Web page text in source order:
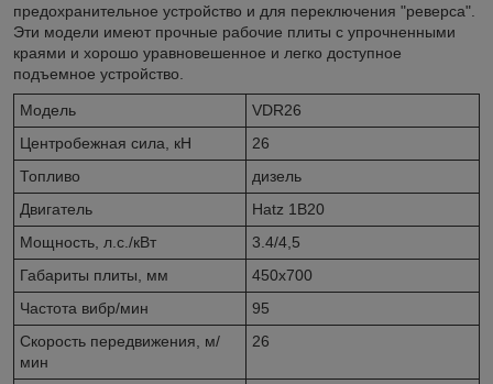
предохранительное устройство и для переключения "реверса".
Эти модели имеют прочные рабочие плиты с упрочненными
краями и хорошо уравновешенное и легко доступное
подъемное устройство.
Модель
VDR26
Центробежная cила, кН
26
Топливо
дизель
Двигатель
Hatz 1B20
Мощность, л.с./кВт
3.4/4,5
Габариты плиты, мм
450x700
Частота вибр/мин
95
Скорость передвижения, м/
мин
26